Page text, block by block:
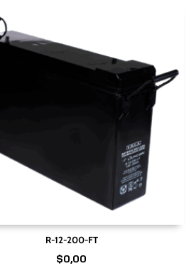
R-12-200-FT
$0,00